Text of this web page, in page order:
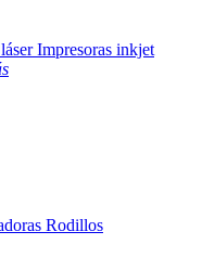
Impresoras inkjet
Rodillos